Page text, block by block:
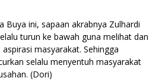
Buya ini, sapaan akrabnya Zulhardi
turun ke bawah guna melihat dan
masyarakat. Sehingga
selalu menyentuh masyarakat
(Dori)